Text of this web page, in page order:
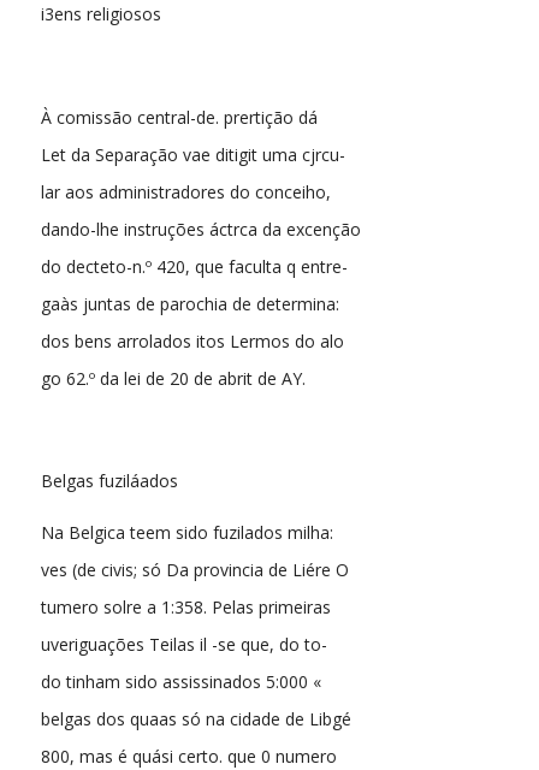
i3ens religiosos
À comissão central-de. prertição dá
Let da Separação vae ditigit uma cjrcu-
lar aos administradores do conceiho,
dando-lhe instruções áctrca da excenção
do decteto-n.º 420, que faculta q entre-
gaàs juntas de parochia de determina:
dos bens arrolados itos Lermos do alo
go 62.º da lei de 20 de abrit de AY.
Belgas fuziláados
Na Belgica teem sido fuzilados milha:
ves (de civis; só Da provincia de Liére O
tumero solre a 1:358. Pelas primeiras
uveriguações Teilas il -se que, do to-
do tinham sido assissinados 5:000 «
belgas dos quaas só na cidade de Libgé
800, mas é quási certo. que 0 numero